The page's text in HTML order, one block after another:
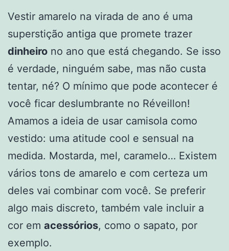
Vestir amarelo na virada de ano é uma
superstição antiga que promete trazer
dinheiro no ano que está chegando. Se isso
é verdade, ninguém sabe, mas não custa
tentar, né? O mínimo que pode acontecer é
você ficar deslumbrante no Réveillon!
Amamos a ideia de usar camisola como
vestido: uma atitude cool e sensual na
medida. Mostarda, mel, caramelo… Existem
vários tons de amarelo e com certeza um
deles vai combinar com você. Se preferir
algo mais discreto, também vale incluir a
cor em acessórios, como o sapato, por
exemplo.